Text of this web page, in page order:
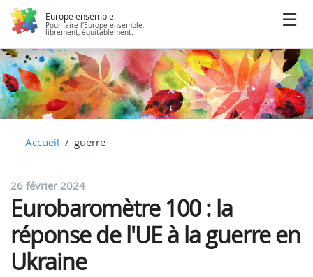
Europe ensemble
Pour faire l'Europe ensemble,
librement, équitablement.
Accueil guerre
26 février 2024
Eurobaromètre 100 : la
réponse de l'UE à la guerre en
Ukraine